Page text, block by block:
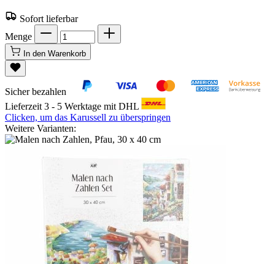
Sofort lieferbar
Menge
In den Warenkorb
Sicher bezahlen
Lieferzeit 3 - 5 Werktage mit DHL
Clicken, um das Karussell zu überspringen
Weitere Varianten: